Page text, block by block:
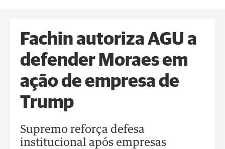
Fachin autoriza AGU a
defender Moraes em
ação de empresa de
Trump
Supremo reforça defesa
institucional após empresas